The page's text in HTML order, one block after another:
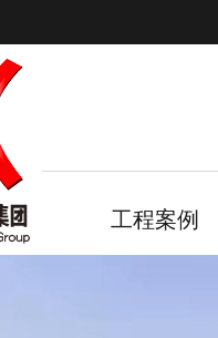
工程案例